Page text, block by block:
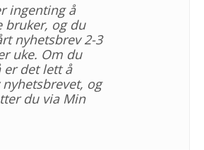
ingenting å
bruker, og du
nyhetsbrev 2-3
uke. Om du
er det lett å
og
du via Min